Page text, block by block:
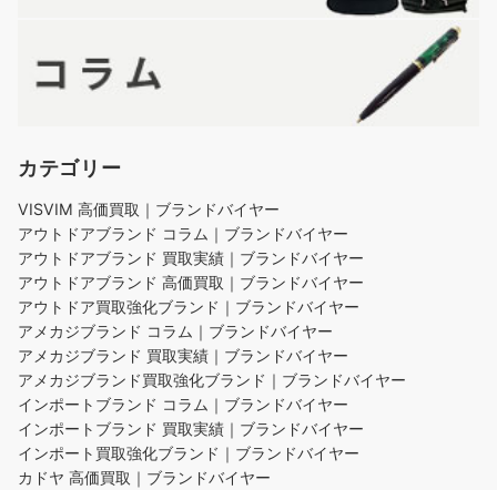
カテゴリー
VISVIM 高価買取｜ブランドバイヤー
アウトドアブランド コラム｜ブランドバイヤー
アウトドアブランド 買取実績｜ブランドバイヤー
アウトドアブランド 高価買取｜ブランドバイヤー
アウトドア買取強化ブランド｜ブランドバイヤー
アメカジブランド コラム｜ブランドバイヤー
アメカジブランド 買取実績｜ブランドバイヤー
アメカジブランド買取強化ブランド｜ブランドバイヤー
インポートブランド コラム｜ブランドバイヤー
インポートブランド 買取実績｜ブランドバイヤー
インポート買取強化ブランド｜ブランドバイヤー
カドヤ 高価買取｜ブランドバイヤー